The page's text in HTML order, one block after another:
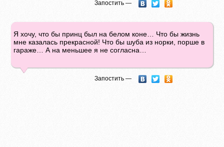
Запостить —
Я хочу, что бы принц был на белом коне… Что бы жизнь
мне казалась прекрасной! Что бы шуба из норки, порше в
гараже… А на меньшее я не согласна…
Запостить —